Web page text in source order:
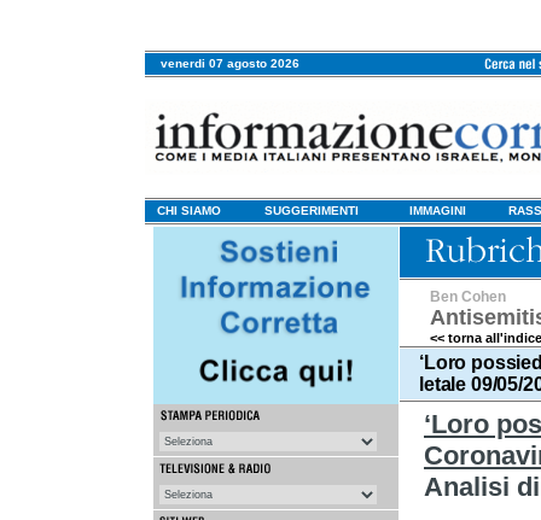
venerdi 07 agosto 2026
CHI SIAMO SUGGERIMENTI IMMAGINI
Ben Cohen
<< torna
‘Loro
letale 09/05/
‘Loro
Analisi